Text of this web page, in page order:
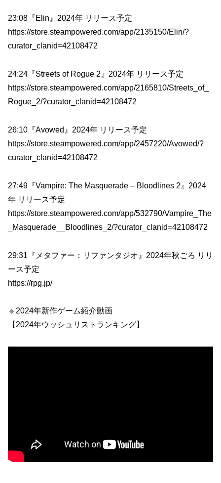
23:08『Elin』2024年 リリース予定
https://store.steampowered.com/app/2135150/Elin/?
curator_clanid=42108472
24:24『Streets of Rogue 2』2024年 リリース予定
https://store.steampowered.com/app/2165810/Streets_of_
Rogue_2/?curator_clanid=42108472
26:10『Avowed』2024年 リリース予定
https://store.steampowered.com/app/2457220/Avowed/?
curator_clanid=42108472
27:49『Vampire: The Masquerade – Bloodlines 2』2024
年 リリース予定
https://store.steampowered.com/app/532790/Vampire_The
_Masquerade__Bloodlines_2/?curator_clanid=42108472
29:31『メタファー：リファンタジオ』2024年秋ごろ リリ
ース予定
https://rpg.jp/
🔸2024年新作ゲーム紹介動画
【2024年ウッシュリストランキング】